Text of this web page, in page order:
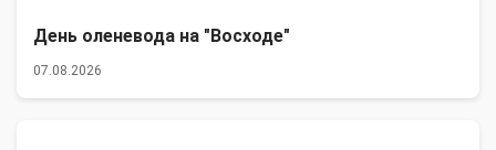
День оленевода на "Восходе"
07.08.2026